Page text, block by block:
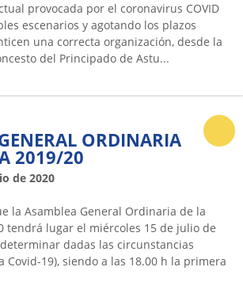
provocada por el coronavirus COVID
escenarios y agotando los plazos
una correcta organización, desde la
del Principado de Astu...
ORDINARIA
2019/20
de 2020
la Asamblea General Ordinaria de la
tendrá lugar el miércoles 15 de julio de
dadas las circunstancias
Covid-19), siendo a las 18.00 h la primera